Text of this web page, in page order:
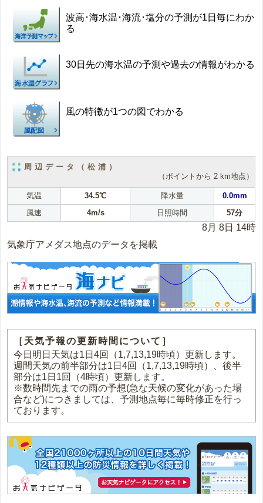
波高･海水温･海流･塩分の予測が1日毎にわか
る
30日先の海水温の予測や過去の情報がわかる
風の特徴が1つの図でわかる
周辺データ（松浦）
（ポイントから 2 km地点）
気温 34.5℃ 降水量
0.0mm
風速
4m/s 日照時間 57分
8月 8日 14時
気象庁アメダス地点のデータを掲載
［天気予報の更新時間について］
今日明日天気は1日4回（1,7,13,19時頃）更新します。
週間天気の前半部分は1日4回（1,7,13,19時頃）、後半
部分は1日1回（4時頃）更新します。
※数時間先までの雨の予想(急な天候の変化があった場
合など)につきましては、予測地点毎に毎時修正を行っ
ております。